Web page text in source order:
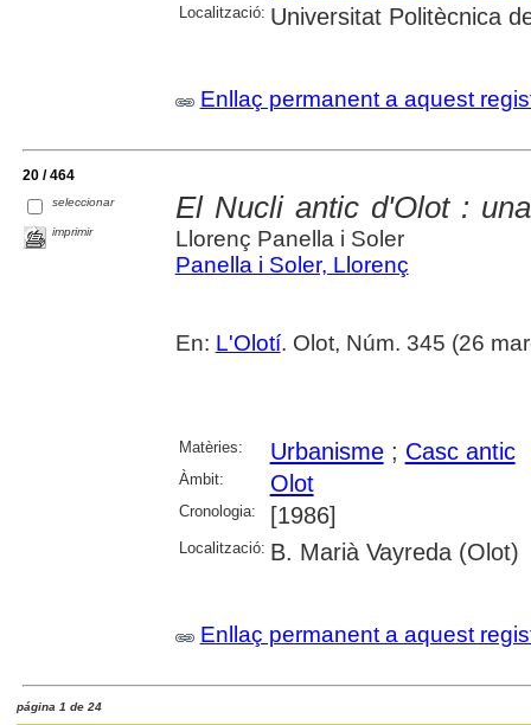
Localització: Universitat Politècnica
Enllaç permanent a aquest
20 / 464
seleccionar
imprimir
El Nucli antic d'Olot :
Llorenç Panella i Soler
Panella i Soler, Llorenç
En: L'Olotí. Olot, Núm. 345 (26
Matèries: Urbanisme; Casc antic
Àmbit: Olot
Cronologia: [1986]
Localització: B. Marià Vayreda (Olot)
Enllaç permanent a aquest
página 1 de 24